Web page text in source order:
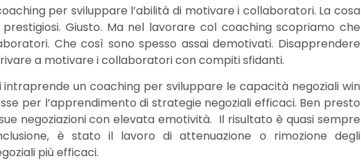
per sviluppare l’abilità di motivare i collaboratori. La cosa
Giusto. Ma nel lavorare col coaching scopriamo che
Che così sono spesso assai demotivati. Disapprendere
a motivare i collaboratori con compiti sfidanti.
un coaching per sviluppare le capacità negoziali win
per l’apprendimento di strategie negoziali efficaci. Ben presto
negoziazioni con elevata emotività. Il risultato è quasi sempre
è stato il lavoro di attenuazione o rimozione degli
più efficaci.